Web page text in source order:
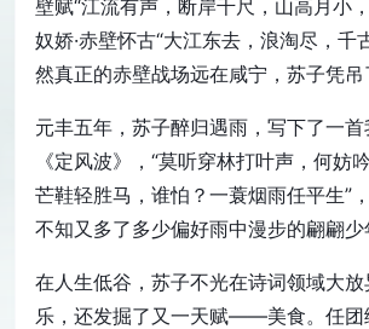
壁赋“江流有声，断岸千尺，山高月小
奴娇·赤壁怀古“大江东去，浪淘尽，千
然真正的赤壁战场远在咸宁，苏子凭吊
元丰五年，苏子醉归遇雨，写下了一
《定风波》，“莫听穿林打叶声，何妨
芒鞋轻胜马，谁怕？一蓑烟雨任平生”
不知又多了多少偏好雨中漫步的翩翩少
在人生低谷，苏子不光在诗词领域大
乐，还发掘了又一天赋——美食。任团